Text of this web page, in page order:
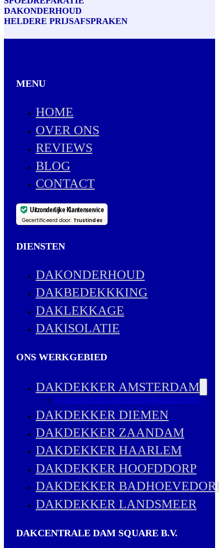
DAKONDERHOUD
HELDERE PRIJSAFSPRAKEN
MENU
HOME
OVER ONS
REVIEWS
BLOG
CONTACT
Uitzonderlijke Klantenservice
Gecertificeerd door: Trustindex
DIENSTEN
DAKONDERHOUD
DAKBEDEKKKING
DAKLEKKAGE
DAKISOLATIE
ONS WERKGEBIED
DAKDEKKER AMSTERDAM
DAKDEKKER AMSTERDAM-ZUIDOOST
DAKDEKKER DIEMEN
DAKDEKKER ZAANDAM
DAKDEKKER HAARLEM
DAKDEKKER HOOFDDORP
DAKDEKKER
DAKDEKKER LANDSMEER
DAKCENTRALE DAM SQUARE B.V.